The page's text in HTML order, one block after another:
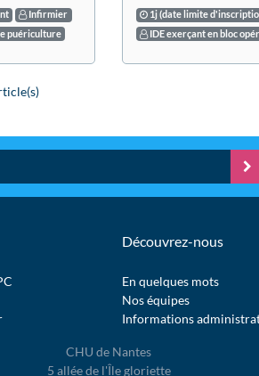
Infirmier
puériculture
1j (date limite
IDE exerçant en bloc
Découvrez-nous
En quelques mots
Nos équipes
Informations
CHU de Nantes
5 allée de l'Île gloriette